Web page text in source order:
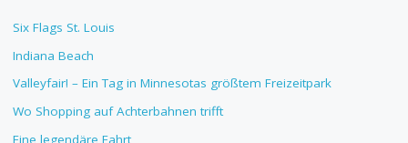
Six Flags St. Louis
Indiana Beach
Valleyfair! – Ein Tag in Minnesotas größtem Freizeitpark
Wo Shopping auf Achterbahnen trifft
Eine legendäre Fahrt